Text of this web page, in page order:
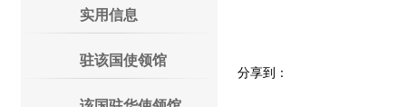
实用信息
驻该国使领馆
分享到：